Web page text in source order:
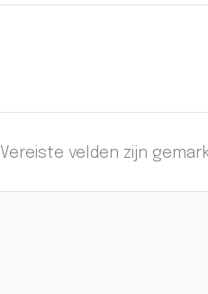
Vereiste velden zijn